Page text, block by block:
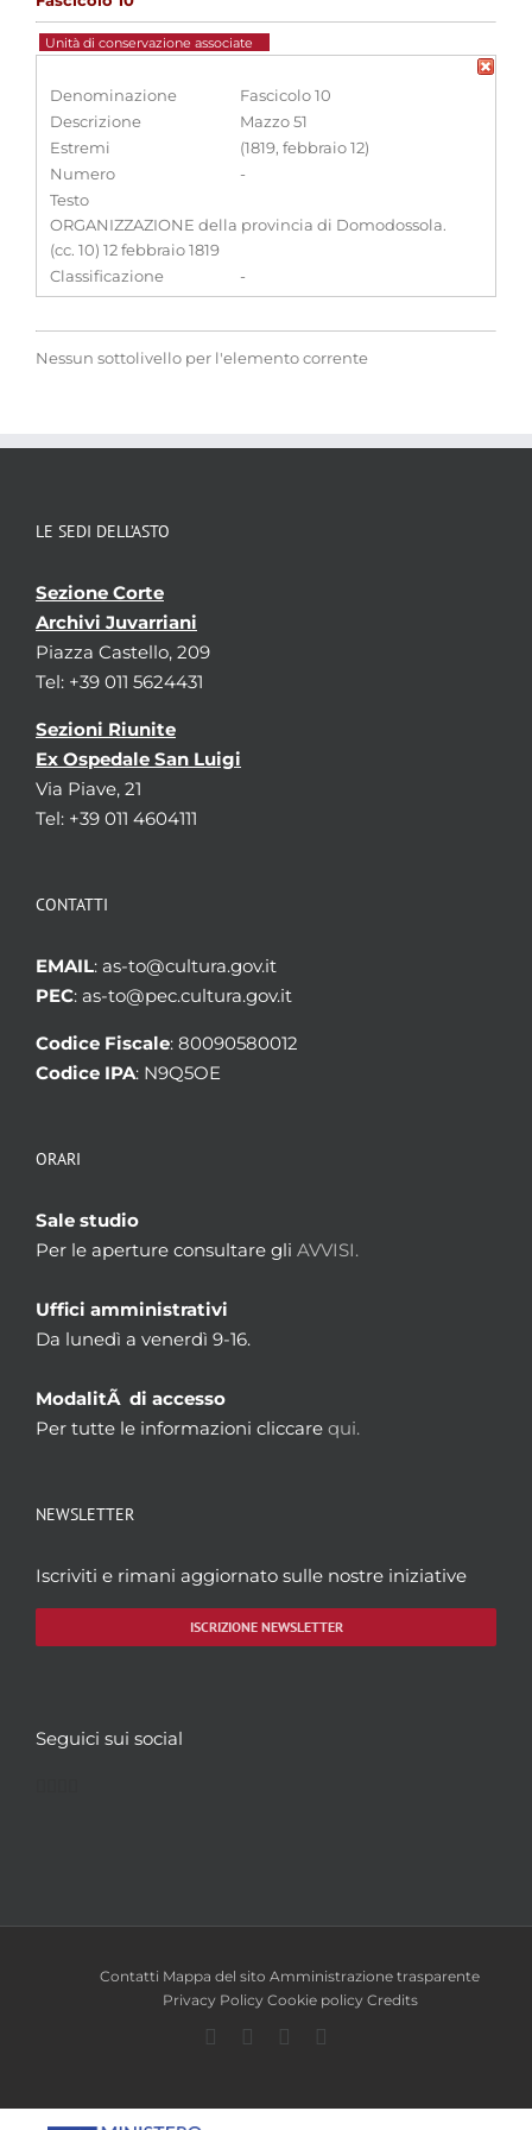
Unità di conservazione associate
Denominazione
Fascicolo 10
Descrizione
Mazzo 51
Estremi
(1819, febbraio 12)
Numero
-
Testo
ORGANIZZAZIONE della provincia di Domodossola.
(cc. 10) 12 febbraio 1819
Classificazione
-
Nessun sottolivello per l'elemento corrente
LE SEDI DELL’ASTO
Sezione Corte
Archivi Juvarriani
Piazza Castello, 209
Tel: +39 011 5624431
Sezioni Riunite
Ex Ospedale San Luigi
Via Piave, 21
Tel: +39 011 4604111
CONTATTI
EMAIL: as-to@cultura.gov.it
PEC: as-to@pec.cultura.gov.it
Codice Fiscale: 80090580012
Codice IPA: N9Q5OE
ORARI
Sale studio
Per le aperture consultare gli AVVISI.
Uffici amministrativi
Da lunedì a venerdì 9-16.
ModalitÃ di accesso
Per tutte le informazioni cliccare qui.
NEWSLETTER
Iscriviti e rimani aggiornato sulle nostre iniziative
ISCRIZIONE NEWSLETTER
Seguici sui social
Contatti Mappa del sito Amministrazione trasparente
Privacy Policy Cookie policy Credits
Facebook
TwitterYouTube